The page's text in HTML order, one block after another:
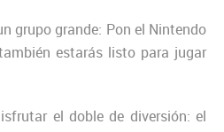
grupo grande: Pon el Nintendo
estarás listo para jugar
el doble de diversión: el